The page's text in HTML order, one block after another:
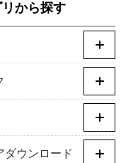
から探す
ダウンロード